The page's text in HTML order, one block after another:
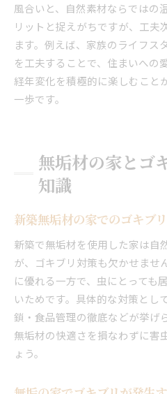
風合いと、自然素材ならではの
リットと捉えがちですが、工夫
ます。例えば、家族のライフス
を工夫することで、住まいへの
経年変化を積極的に楽しむこと
一歩です。
無垢材の家とゴ
知識
新築無垢材の家でのゴキブ
新築で無垢材を使用した家は自
が、ゴキブリ対策も欠かせませ
に優れる一方で、虫にとっても
いためです。具体的な対策とし
鎖・食品管理の徹底などが挙げ
無垢材の快適さを損なわずに害
ょう。